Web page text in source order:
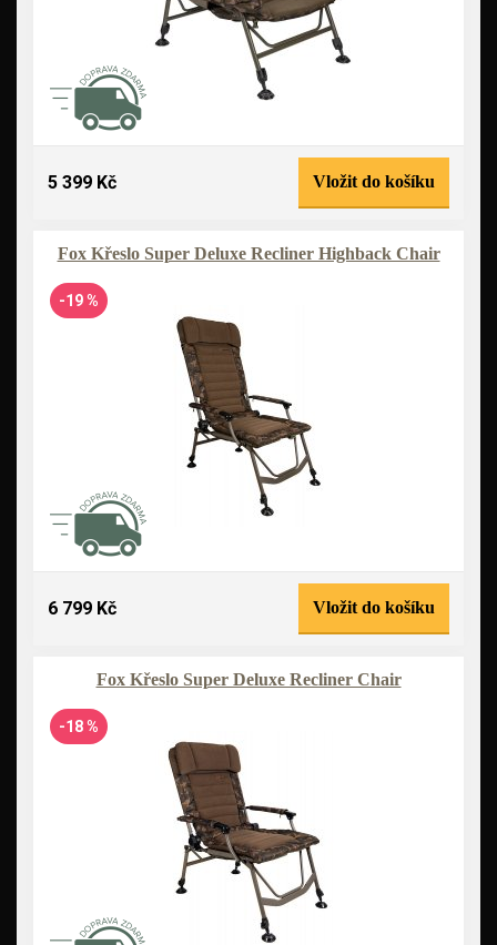
5 399 Kč Vložit do košíku
Fox Křeslo Super Deluxe Recliner Highback Chair
-19 %
6 799 Kč Vložit do košíku
Fox Křeslo Super Deluxe Recliner Chair
-18 %